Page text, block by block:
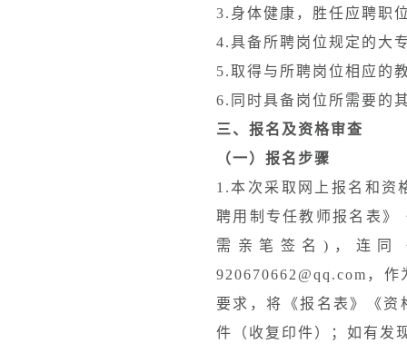
3.身体健康，胜任应聘职
4.具备所聘岗位规定的大
5.取得与所聘岗位相应的
6.同时具备岗位所需要的
三、报名及资格审查
（一）报名步骤
1.本次采取网上报名和资
聘用制专任教师报名表》
需亲笔签名)，连同
920670662@qq.com，
要求，将《报名表》《
件（收复印件）；如有发